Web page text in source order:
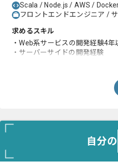
Scala / Node.js / AWS /
フロントエンドエンジニア /
求めるスキル
・Web系サービスの開発経験4年
・サーバーサイドの開発経験
自分の